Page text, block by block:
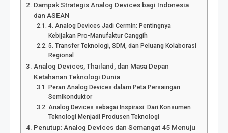
Dampak Strategis Analog Devices bagi Indonesia
dan ASEAN
4. Analog Devices Jadi Cermin: Pentingnya
Kebijakan Pro-Manufaktur Canggih
5. Transfer Teknologi, SDM, dan Peluang Kolaborasi
Regional
Analog Devices, Thailand, dan Masa Depan
Ketahanan Teknologi Dunia
Peran Analog Devices dalam Peta Persaingan
Semikonduktor
Analog Devices sebagai Inspirasi: Dari Konsumen
Teknologi Menjadi Produsen Teknologi
Penutup: Analog Devices dan Semangat 45 Menuju